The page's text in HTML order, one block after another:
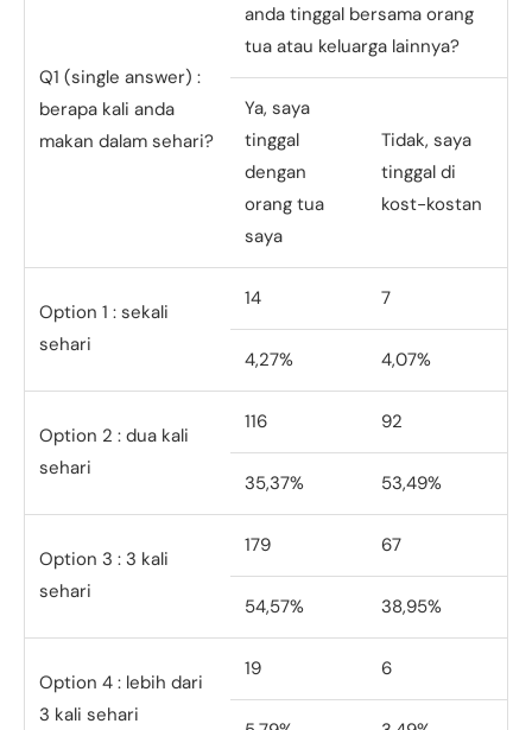
Q1 (single answer) :
berapa kali anda
makan dalam sehari?
anda tinggal bersama orang
tua atau keluarga lainnya?
Ya, saya
tinggal
dengan
orang tua
saya
Tidak, saya
tinggal di
kost-kostan
Option 1 : sekali
sehari
14 7
4,27% 4,07%
Option 2 : dua kali
sehari
116 92
35,37% 53,49%
Option 3 : 3 kali
sehari
179 67
54,57% 38,95%
Option 4 : lebih dari
3 kali sehari
19 6